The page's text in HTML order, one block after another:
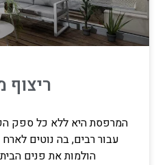
המרפסת היא ללא כל ספק
עבור רבים, בה נוטים
הולמות את פנים